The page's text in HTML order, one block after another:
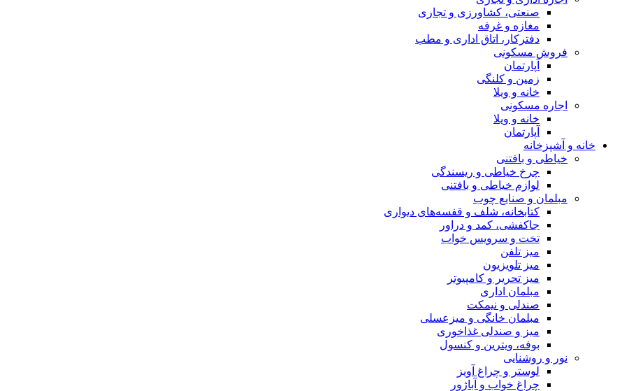
صنعتی، کشاورزی و تجاری
مغازه و غرفه
دفترکار، اتاق اداری و مطب
فروش مسکونی
آپارتمان
زمین و کلنگی
خانه و ویلا
اجاره مسکونی
خانه و ویلا
آپارتمان
خانه و آشپزخانه
خیاطی و بافتنی
چرخ خیاطی و ریسندگی
لوازم خیاطی و بافتنی
مبلمان و صنایع چوب
کتابخانه، شلف و قفسه‌های دیواری
جاکفشی، کمد و دراور
تخت و سرویس خواب
میز تلفن
میز تلویزیون
میز تحریر و کامپیوتر
مبلمان اداری
صندلی و نیمکت
مبلمان خانگی و میزعسلی
میز و صندلی غذاخوری
بوفه، ویترین و کنسول
نور و روشنایی
لوستر و چراغ آویز
چراغ خواب و آباژور